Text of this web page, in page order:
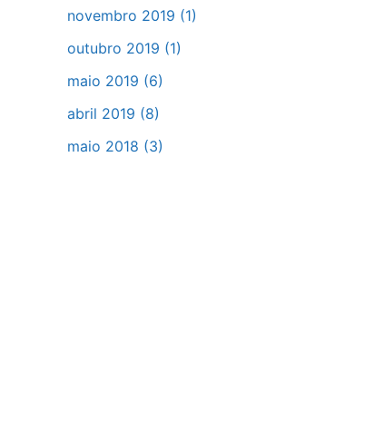
novembro 2019 (1)
outubro 2019 (1)
maio 2019 (6)
abril 2019 (8)
maio 2018 (3)